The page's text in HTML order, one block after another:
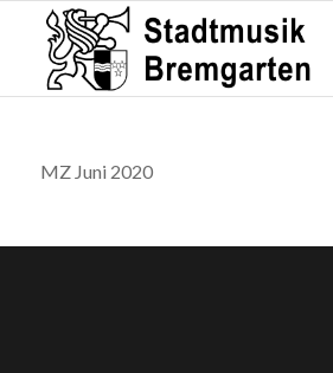
MZ Juni 2020